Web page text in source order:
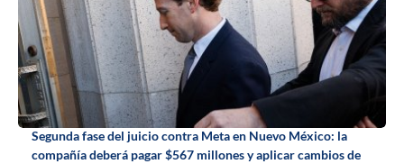
Segunda fase del juicio contra Meta en Nuevo México: la
compañía deberá pagar $567 millones y aplicar cambios de